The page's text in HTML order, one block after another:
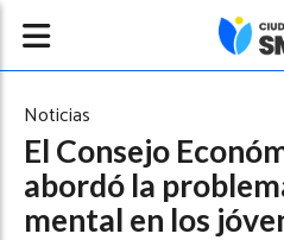
El Consejo
abordó la
mental en los
Noticias